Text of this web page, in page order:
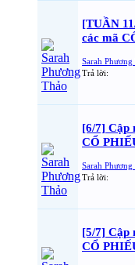
[TUẦN
các mã
Sarah Phương
Trả lời:
[6/7] Cập
CỔ
Sarah Phương
Trả lời:
[5/7] Cập
CỔ